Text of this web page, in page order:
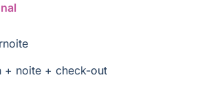
+ noite + check-out